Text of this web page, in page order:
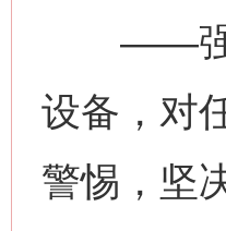
——强化
设备，对
警惕，坚